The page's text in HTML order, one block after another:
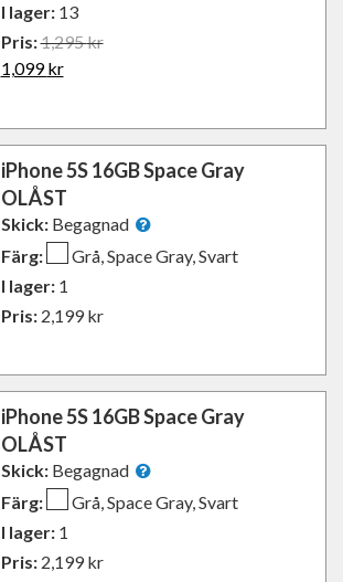
I lager: 13
Pris:1,295kr
1,099kr
iPhone 5S 16GB Space Gray
OLÅST
Skick: Begagnad
Färg:
Grå, Space Gray, Svart
I lager: 1
Pris: 2,199kr
iPhone 5S 16GB Space Gray
OLÅST
Skick: Begagnad
Färg:
Grå, Space Gray, Svart
I lager: 1
Pris: 2,199kr